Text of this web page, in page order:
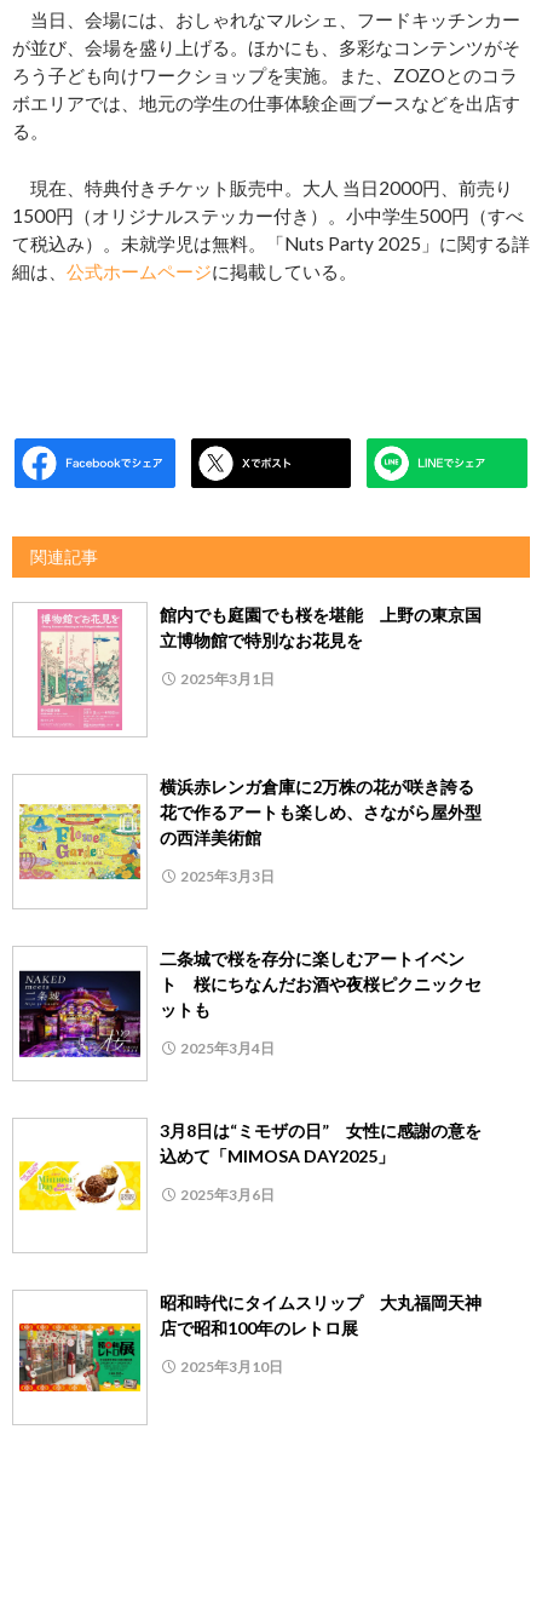
当日、会場には、おしゃれなマルシェ、フードキッチンカー
が並び、会場を盛り上げる。ほかにも、多彩なコンテンツがそ
ろう子ども向けワークショップを実施。また、ZOZOとのコラ
ボエリアでは、地元の学生の仕事体験企画ブースなどを出店す
る。
現在、特典付きチケット販売中。大人 当日2000円、前売り
1500円（オリジナルステッカー付き）。小中学生500円（すべ
て税込み）。未就学児は無料。「Nuts Party 2025」に関する詳
細は、 公式ホームページに掲載している。
関連記事
館内でも庭園でも桜を堪能 上野の東京国
立博物館で特別なお花見を
2025年3月1日
横浜赤レンガ倉庫に2万株の花が咲き誇る
花で作るアートも楽しめ、さながら屋外型
の西洋美術館
2025年3月3日
二条城で桜を存分に楽しむアートイベン
ト 桜にちなんだお酒や夜桜ピクニックセ
ットも
2025年3月4日
3月8日は“ミモザの日” 女性に感謝の意を
込めて「MIMOSA DAY2025」
2025年3月6日
昭和時代にタイムスリップ 大丸福岡天神
店で昭和100年のレトロ展
2025年3月10日